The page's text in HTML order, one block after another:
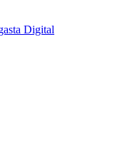
Digital